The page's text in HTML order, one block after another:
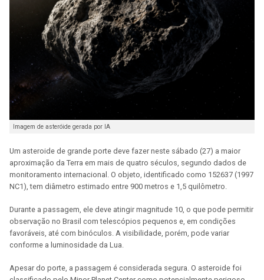
Imagem de asteróide gerada por IA
Um asteroide de grande porte deve fazer neste sábado (27) a maior
aproximação da Terra em mais de quatro séculos, segundo dados de
monitoramento internacional. O objeto, identificado como 152637 (1997
NC1), tem diâmetro estimado entre 900 metros e 1,5 quilômetro.
Durante a passagem, ele deve atingir magnitude 10, o que pode permitir
observação no Brasil com telescópios pequenos e, em condições
favoráveis, até com binóculos. A visibilidade, porém, pode variar
conforme a luminosidade da Lua.
Apesar do porte, a passagem é considerada segura. O asteroide foi